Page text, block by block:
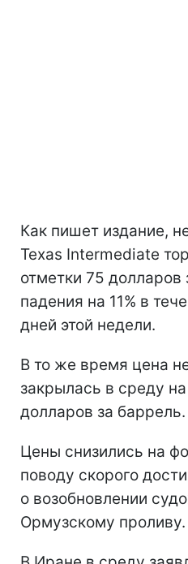
Как пишет издание,
Texas Intermediate
отметки 75 долларов
падения на 11% в
дней этой недели.
В то же время цена
закрылась в среду
долларов за баррель.
Цены снизились на
поводу скорого
о возобновлении
Ормузскому проливу.